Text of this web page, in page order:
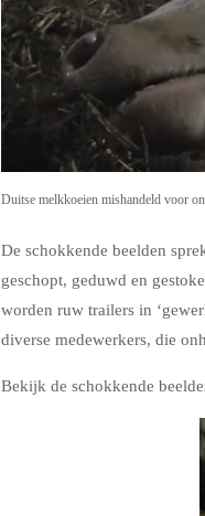
Duitse melkkoeien mishandeld voor
De schokkende beelden
geschopt, geduwd en
worden ruw trailers in
diverse medewerkers, die
Bekijk de schokkende